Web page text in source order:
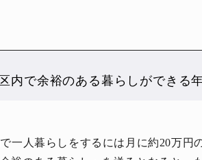
内で余裕のある暮らしができる
一人暮らしをするには月に約20万円